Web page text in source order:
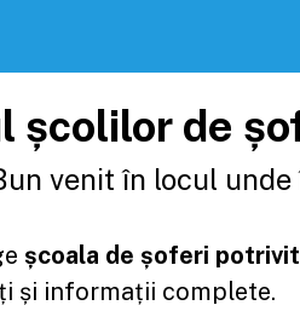
școlilor de
venit în locul
școala de șoferi
și informații complete.